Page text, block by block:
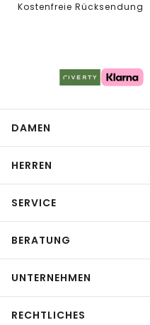
Kostenfreie Rücksendung
DAMEN
HERREN
SERVICE
BERATUNG
UNTERNEHMEN
RECHTLICHES